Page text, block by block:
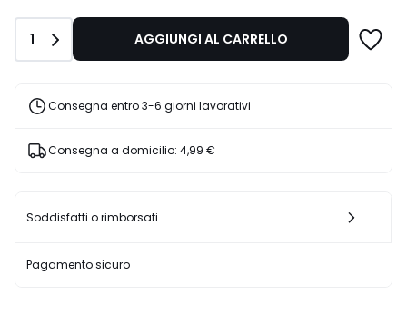
Invece
67,99
Quantità
1 AGGIUNGI AL CARRELLO
Consegna entro 3-6 giorni lavorativi
Consegna a domicilio: 4,99 €
Soddisfatti o rimborsati
Pagamento sicuro